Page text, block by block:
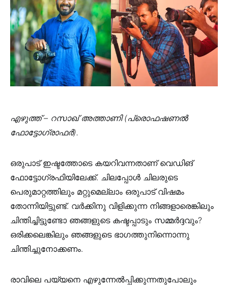
എഴുത്ത് – റസാഖ് അത്താണി (പ്രൊഫഷണൽ
ഫോട്ടോഗ്രാഫർ).
ഒരുപാട് ഇഷ്ടത്തോടെ കയറിവന്നതാണ് വെഡിങ്
ഫോട്ടോഗ്രഫിയിലേക്ക്. ചിലപ്പോൾ ചിലരുടെ
പെരുമാറ്റത്തിലും മറ്റുമെല്ലാം ഒരുപാട് വിഷമം
തോന്നിയിട്ടുണ്ട്. വർക്കിനു വിളിക്കുന്ന നിങ്ങളാരെങ്കിലും
ചിന്തിച്ചിട്ടുണ്ടോ ഞങ്ങളുടെ കഷ്ടപ്പാടും സമ്മർദ്ദവും?
ഒരിക്കലെങ്കിലും ഞങ്ങളുടെ ഭാഗത്തുനിന്നൊന്നു
ചിന്തിച്ചുനോക്കണം.
രാവിലെ പയ്യനെ എഴുന്നേൽപ്പിക്കുന്നതുപോലും